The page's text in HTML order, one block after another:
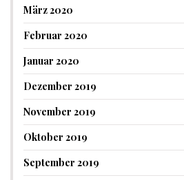
März 2020
Februar 2020
Januar 2020
Dezember 2019
November 2019
Oktober 2019
September 2019